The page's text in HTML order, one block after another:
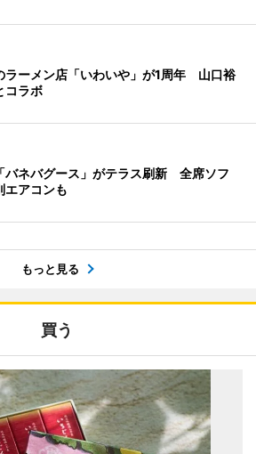
ラーメン店「いわいや」が1周年 山口裕
コラボ
バネバグース」がテラス刷新 全席ソフ
エアコンも
もっと見る
買う